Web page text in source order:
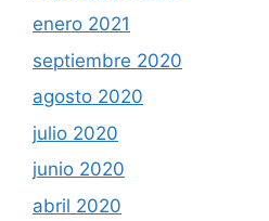
enero 2021
septiembre 2020
agosto 2020
julio 2020
junio 2020
abril 2020